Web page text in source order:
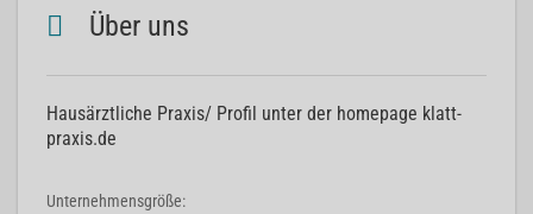
Über uns
Hausärztliche Praxis/ Profil unter der homepage klatt-
praxis.de
Unternehmensgröße: